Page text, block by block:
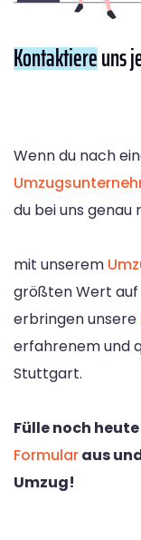
Kontaktiereuns
Wenn du nach
du bei uns genau
mit unserem
größten Wert auf
erbringen unsere
erfahrenem und
Stuttgart.
Fülle noch
Formularaus
Umzug!